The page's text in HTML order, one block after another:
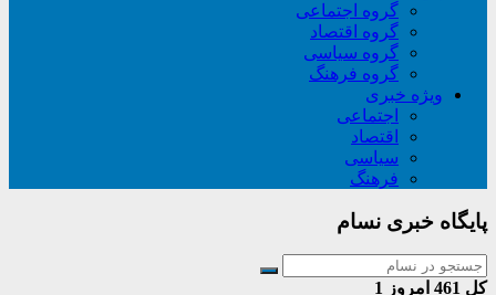
گروه اجتماعی
گروه اقتصاد
گروه سیاسی
گروه فرهنگ
ویژه خبری
اجتماعی
اقتصاد
سیاسی
فرهنگ
پایگاه خبری نسام
کل امروز 1